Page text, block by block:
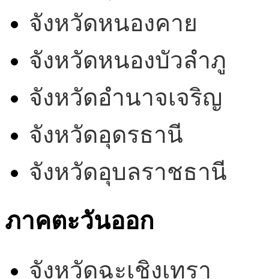
จังหวัดหนองคาย
จังหวัดหนองบัวลำภู
จังหวัดอำนาจเจริญ
จังหวัดอุดรธานี
จังหวัดอุบลราชธานี
ภาคตะวันออก
จังหวัดฉะเชิงเทรา